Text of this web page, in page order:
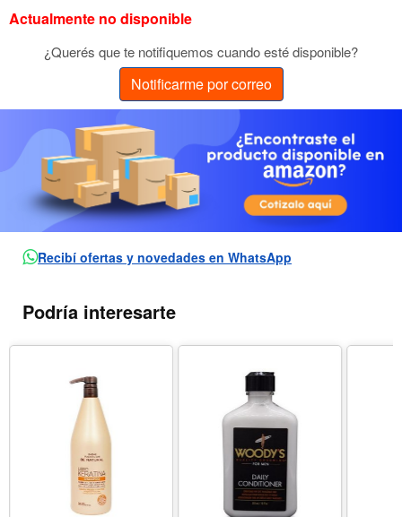
Actualmente no disponible
¿Querés que te notifiquemos cuando esté disponible?
Notificarme por correo
Recibí ofertas y novedades en WhatsApp
Podría interesarte